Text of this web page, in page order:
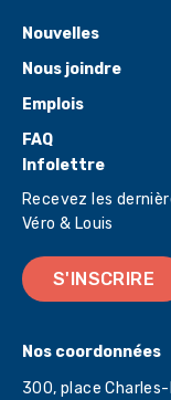
Infolettre
Recevez les
Véro & Louis
S'INSCRIRE
Nos coordonnées
300, place
Nouvelles
Nous joindre
Emplois
FAQ